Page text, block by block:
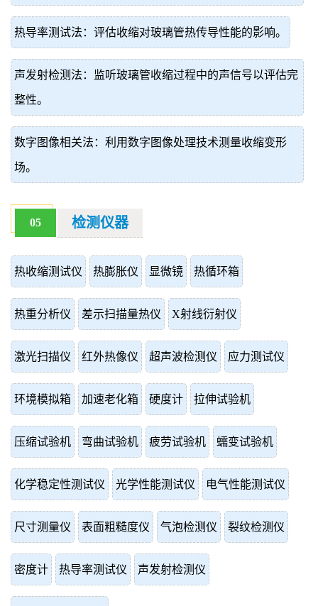
热导率测试法：评估收缩对玻璃管热传导性能的影响。
声发射检测法：监听玻璃管收缩过程中的声信号以评估完
整性。
数字图像相关法：利用数字图像处理技术测量收缩变形
场。
05 检测仪器
热收缩测试仪 热膨胀仪 显微镜 热循环箱
热重分析仪 差示扫描量热仪 X射线衍射仪
激光扫描仪 红外热像仪 超声波检测仪 应力测试仪
环境模拟箱 加速老化箱 硬度计 拉伸试验机
压缩试验机 弯曲试验机 疲劳试验机 蠕变试验机
化学稳定性测试仪 光学性能测试仪 电气性能测试仪
尺寸测量仪 表面粗糙度仪 气泡检测仪 裂纹检测仪
密度计 热导率测试仪 声发射检测仪